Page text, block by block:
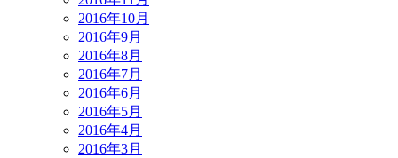
2016年10月
2016年9月
2016年8月
2016年7月
2016年6月
2016年5月
2016年4月
2016年3月